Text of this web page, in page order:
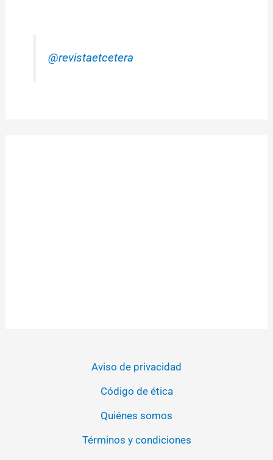
@revistaetcetera
Aviso de privacidad
Código de ética
Quiénes somos
Términos y condiciones